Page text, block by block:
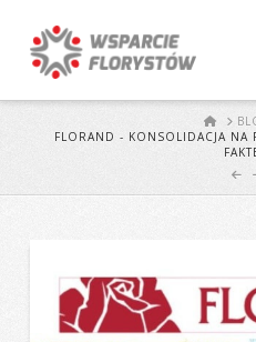
START
FLORAND - KONSOLIDACJA NA